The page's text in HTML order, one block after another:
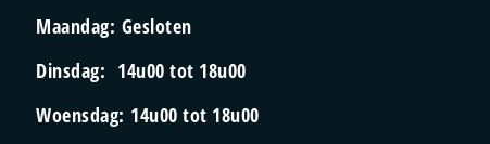
Maandag: Gesloten
Dinsdag: 14u00 tot 18u00
Woensdag: 14u00 tot 18u00